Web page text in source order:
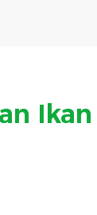
Ikan